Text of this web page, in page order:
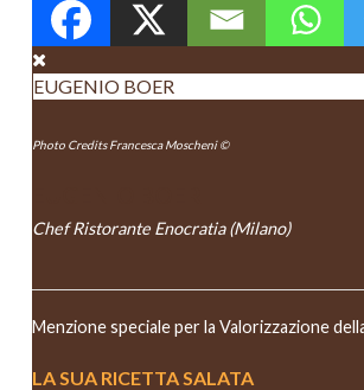
EUGENIO BOER
Photo Credits Francesca Moscheni ©
Chef Ristorante Enocratia (Milano)
Menzione speciale per la Valorizzazione
LA SUA RICETTA SALATA